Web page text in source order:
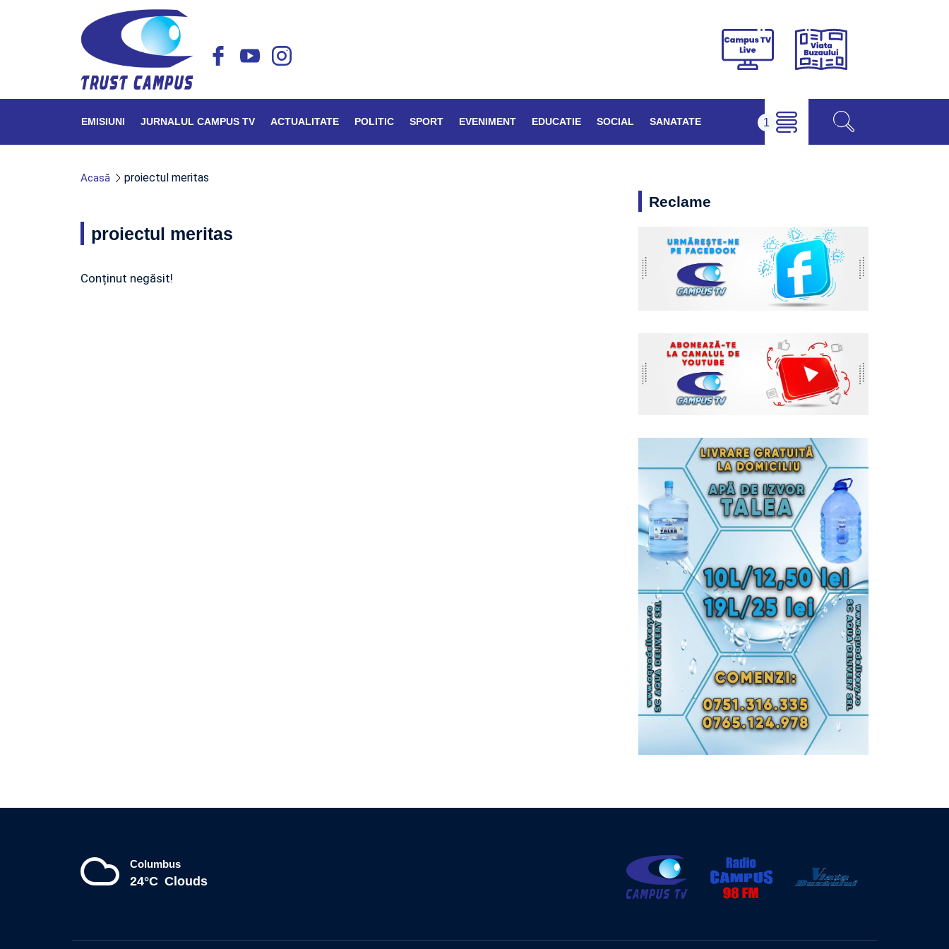
Campus
Viața
EMISIUNI JURNALUL CAMPUS TV ACTUALITATE POLITIC SPORT EVENIMENT EDUCATIE SOCIAL SANATATE
Acasă proiectul meritas
proiectul meritas
Conținut negăsit!
Reclame
Columbus
24°C Clouds